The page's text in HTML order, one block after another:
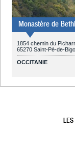
Monastère de
1854 chemin du
65270 Saint-Pé-de-
OCCITANIE
LES